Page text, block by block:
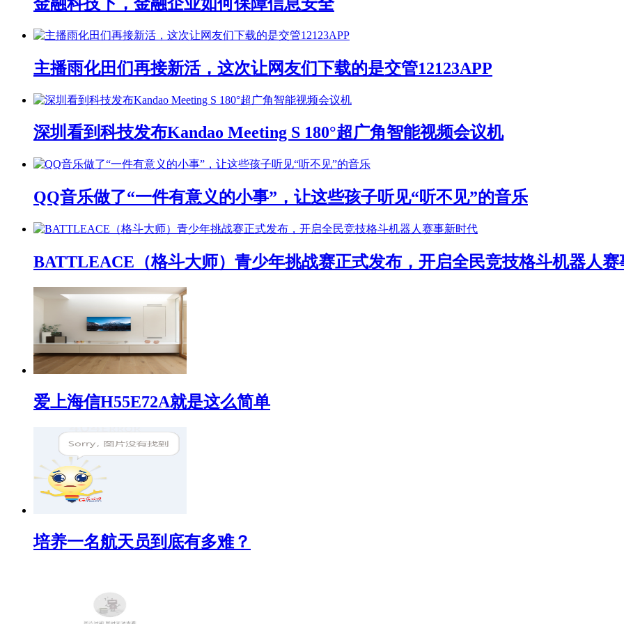
主播雨化田们再接新活，这次让网友们下载的是交管12123APP
深圳看到科技发布Kandao Meeting S 180°超广角智能视频会议机
QQ音乐做了“一件有意义的小事”，让这些孩子听见“听不见”的音乐
BATTLEACE（格斗大师）青少年挑战赛正式发布，开启全民竞技格斗机器人赛
爱上海信H55E72A就是这么简单
培养一名航天员到底有多难？